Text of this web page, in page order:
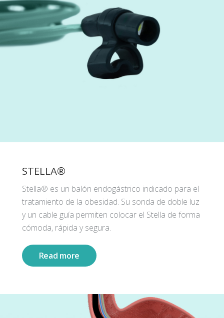
STELLA®
Stella® es un balón endogástrico indicado para el
tratamiento de la obesidad. Su sonda de doble luz
y un cable guía permiten colocar el Stella de forma
cómoda, rápida y segura.
Read more